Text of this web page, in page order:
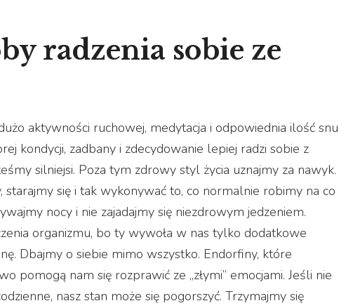
radzenia sobie ze
aktywności ruchowej, medytacja i odpowiednia ilość snu
kondycji, zadbany i zdecydowanie lepiej radzi sobie z
silniejsi. Poza tym zdrowy styl życia uznajmy za nawyk.
się i tak wykonywać to, co normalnie robimy na co
nocy i nie zajadajmy się niezdrowym jedzeniem.
organizmu, bo ty wywoła w nas tylko dodatkowe
Dbajmy o siebie mimo wszystko. Endorfiny, które
pomogą nam się rozprawić ze „złymi” emocjami. Jeśli nie
nasz stan może się pogorszyć. Trzymajmy się